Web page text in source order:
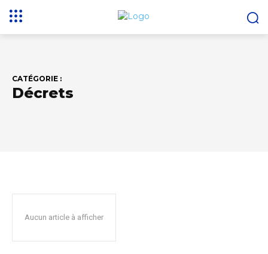
CATÉGORIE :
Décrets
Aucun article à afficher